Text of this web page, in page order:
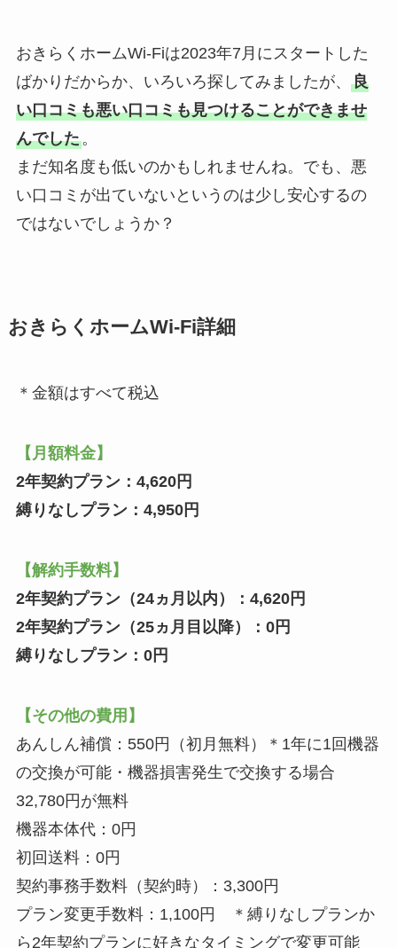
おきらくホームWi-Fiは2023年7月にスタートした
ばかりだからか、いろいろ探してみましたが、 良
い口コミも悪い口コミも見つけることができませ
んでした。
まだ知名度も低いのかもしれませんね。でも、悪
い口コミが出ていないというのは少し安心するの
ではないでしょうか？
おきらくホームWi-Fi詳細
＊金額はすべて税込
【月額料金】
2年契約プラン：4,620円
縛りなしプラン：4,950円
【解約手数料】
2年契約プラン（24ヵ月以内）：4,620円
2年契約プラン（25ヵ月目以降）：0円
縛りなしプラン：0円
【その他の費用】
あんしん補償：550円（初月無料）＊1年に1回機器
の交換が可能・機器損害発生で交換する場合
32,780円が無料
機器本体代：0円
初回送料：0円
契約事務手数料（契約時）：3,300円
プラン変更手数料：1,100円 ＊縛りなしプランか
ら2年契約プランに好きなタイミングで変更可能